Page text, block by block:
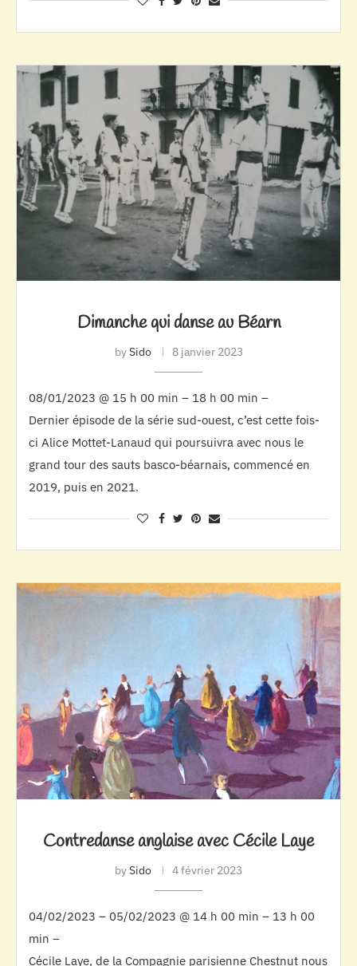
Dimanche qui danse au Béarn
bySido 8 janvier 2023
08/01/2023 @ 15 h 00 min – 18 h 00 min –
Dernier épisode de la série sud-ouest, c’est cette fois-
ci Alice Mottet-Lanaud qui poursuivra avec nous le
grand tour des sauts basco-béarnais, commencé en
2019, puis en 2021.
Contredanse anglaise avec Cécile Laye
bySido 4 février 2023
04/02/2023 – 05/02/2023 @ 14 h 00 min – 13 h 00
min –
Cécile Laye, de la Compagnie parisienne Chestnut nous